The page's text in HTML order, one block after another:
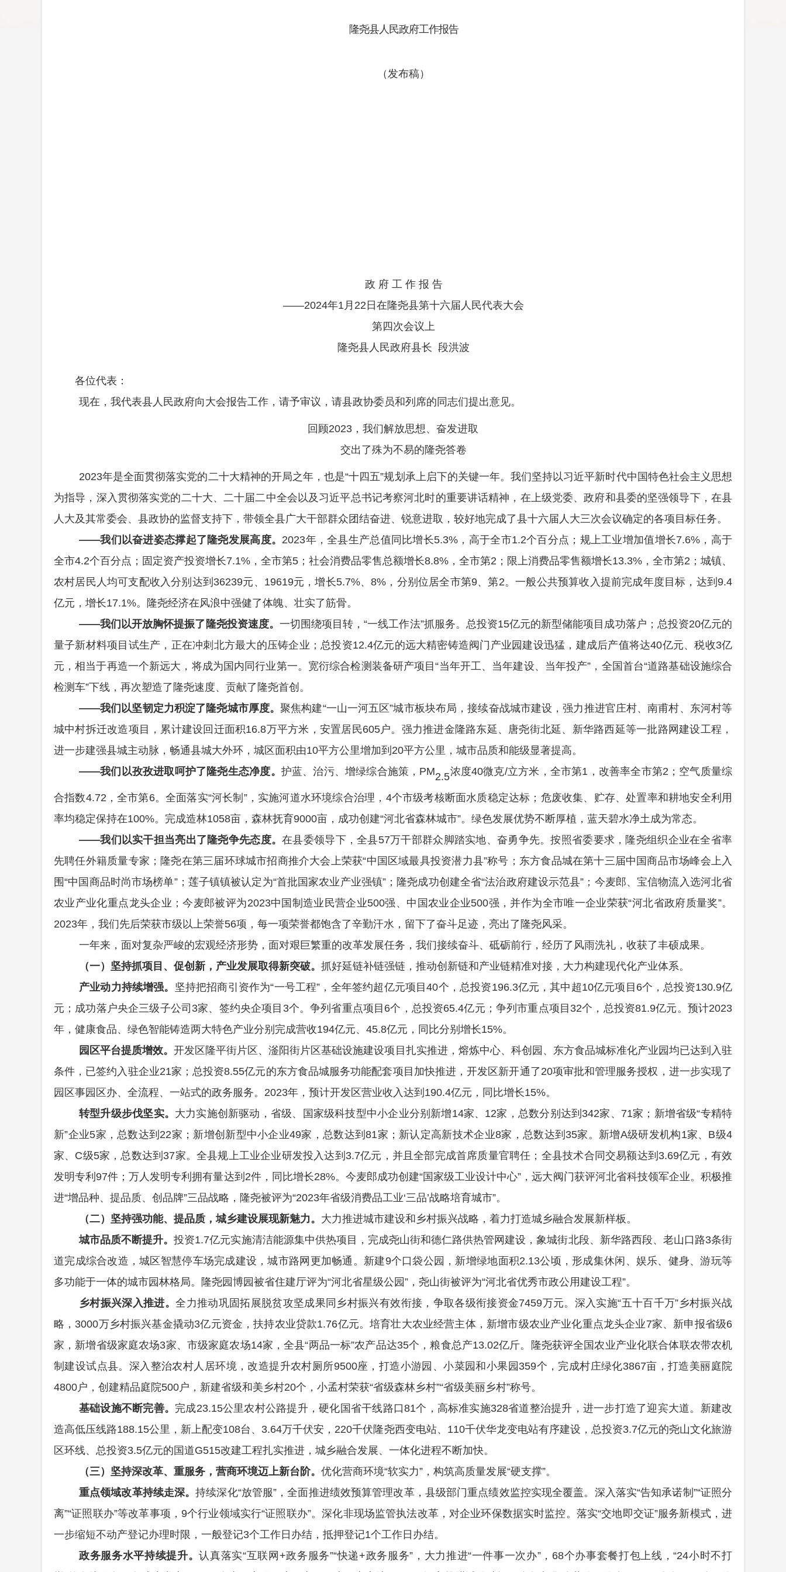
隆尧县人民政府工作报告
（发布稿）
政 府 工 作 报 告
——2024年1月 22 日在隆尧县第十六届人民代表大会
第四 次会议上
隆尧县人民政府县长 段洪波
各位代表：
现在，我代表县人民政府向大会报告工作， 请予审议，请县政协委员和列席的同志们提出意见。
回顾2023 ， 我们解放思想、奋发进取
交出了殊为不易的隆尧答卷
2023年是全面贯彻落实党的二十大精神的开局之年，也是“十四五”规划承上启下的关键一年。我们坚持以习近平新时代中国特色社会主义思想
为指导，深入贯彻落实党的二十大、二十届二中全会以及习近平总书记考察河北时的重要讲话精神，在上级党委、政府和县委的坚强领导下，在县
人大及其常委会、县政协的监督支持下，带领全县广大干部群众团结奋进、锐意进取，较好地完成了县十六届人大三次会议确定的各项目标任务。
——我们以奋进姿态撑起了隆尧发展高度。 2023年，全县生产总值同比增长5.3% ，高于全市1.2个百分点；规上工业增加值增长7.6% ，高于
全市4.2个百分点；固定资产投资增长7.1% ，全市第5 ；社会消费品零售总额增长8.8% ，全市第2 ；限上消费品零售额增长13.3% ，全市第2 ；城镇、
农村居民人均可支配收入分别达到 36239元、 19619元，增长5.7%、8% ，分别位居全市第9、第2。一般公共预算收入提前完成年度目标，达到9.4
亿元，增长17.1%。隆尧经济在风浪中强健了体魄、壮实了筋骨。
——我们以开放胸怀提振了隆尧投资速度。 一切围绕项目转，“一线工作法”抓服务。总投资15亿元的新型储能项目成功落户；总投资20亿元的
量子新材料项目试生产，正在冲刺北方最大的压铸企业；总投资12.4亿元的远大精密铸造阀门产业园建设迅猛 ，建成后产值将达40亿元、税收3亿
元 ，相当于再造一个新远大，将成为国内同行业第一。 宽衍综合检测装备研产项目“当年开工、当年建设、当年投产” ，全国首台“道路基础设施综合
检测车”下线，再次塑造了隆尧速度、贡献了隆尧首创。
——我们以坚韧定力积淀了隆尧城市厚度。聚焦构建“一山一河五区”城市板块布局，接续奋战城市建设，强力推进官庄村、南甫村、东河村等
城中村拆迁改造项目，累计建设回迁面积16.8万平方米，安置居民605户。强力推进金隆路东延、唐尧街北延、新华路西延等一批路网建设工程，
进一步建强县城主动脉，畅通县城大外环，城区面积由10平方公里增加到 20平方公里，城市品质和能级显著提高。
——我们以孜孜进取呵 护了隆尧生态净度。 护蓝、治污、增绿综合施策， PM2.5浓度40微克/立方米，全市第1 ，改善率全市第2 ；空气质量综
合指数4.72 ，全市第6。全面落实“河长制 ”，实施河道水环境综合治理， 4个市级考核断面水质稳定达标；危废收集、贮存、处置率和耕地安全利用
率均稳定保持在100%。完成造林1058亩，森林抚育9000亩，成功创建“河北省森林城市”。 绿色发展优势不断厚植，蓝天碧水净土成为常态。
——我们以实干担当亮出了隆尧争先态度。在县委领导下，全县57万干部群众脚踏实地、奋勇争先。按照省委要求，隆尧组织企业在全省率
先聘任外籍质量专家；隆尧在第三届环球城市招商推介大会上荣获“中国区域最具投资潜力县”称号；东方食品城在第十三届中国商品市场峰会上入
围“中国商品时尚市场榜单”；莲子镇镇被认定为“首批国家农业产业强镇” ；隆尧成功创建全省“法治政府建设示范县” ；今麦郎、宝信物流入选河北省
农业产业化重点龙头企业；今麦郎被评为2023中国制造业民营企业500强、中国农业企业500强，并作为全市唯一企业荣获“河北省政府质量奖”。
2023年，我们先后荣获市级以上荣誉56项，每一项荣誉都饱含了辛勤汗水，留下了奋斗足迹，亮出了隆尧风采。
一年来，面对复杂严峻的宏观经济形势，面对艰巨繁重的改革发展任务，我们接续奋斗、砥砺前行，经历了风雨洗礼，收获了丰硕成果。
（一）坚持抓项目、促创新，产业发展取得新突破。 抓好延链补链强链，推动创新链和产业链精准对接， 大力构建现代化产业体系。
产业动力持续增强。 坚持把招商引资作为“一号工程” ，全年签约超亿元项目40个，总投资196.3亿元，其中超10亿元项目 6个，总投资130.9亿
元；成功落户央企三级子公司 3家、 签约央企项目 3个。争列省重点项目 6个， 总投资65.4亿元； 争列市重点项目 32个， 总投资81.9亿元。预计2023
年， 健康食品、绿色智能铸造两大特色产业分别完成营收194亿元、 45.8亿元，同比分别增长15%。
园区平台提质增效。开发区隆平街片区、滏阳街片区基础设施建设项目扎实推进， 熔炼中心、科创园、东方食品城标准化产业园均已达到入驻
条件， 已签约入驻企业21家； 总投资8.55亿元的东方食品城服务功能配套项目加快推进，开发区新开通了20项审批和管理服务授权，进一步实现了
园区事园区办、全流程、一站式的政务服务。 2023年，预计开发区营业收入达到 190.4亿元，同比增长15%。
转型升级步伐坚实。 大力实施创新驱动， 省级、国家级科技型中小企业分别新增14家、 12家 ，总数分别达到 342家、 71家 ；新增省级“专精特
新”企业5家，总数达到 22家；新增创新型中小企业49家，总数达到81家；新认定高新技术企业8家，总数达到 35家。新增A级研发机构1家、 B级4
家、 C级5家，总数达到 37家。 全县规上工业企业研发投入达到 3.7亿元，并且全部完成首席质量官聘任 ；全县技术合同交易额达到 3.69亿元， 有效
发明专利97件；万人发明专利拥有量达到 2件，同比增长28%。 今麦郎成功创建“国家级工业设计中心” ，远大阀门获评河北省科技领军企业。积极推
进“增品种、提品质、创品牌”三品战略，隆尧被评为“2023年省级消费品工业‘三品’战略培育城市”。
（二）坚持强功能、提品质，城乡建设展现新魅力。 大力推进城市建设和乡村振兴战略，着力打造城乡融合发展新样板。
城市品质不断提升。投资1.7亿元实施清洁能源集中供热项目，完成尧山街和德仁路供热管网建设，象城街北段、新华路西段、老山口路3条街
道完成综合改造，城区智慧停车场完成建设，城市路网更加畅通。新建9个口袋公园，新增绿地面积2.13公顷， 形成集休闲、娱乐、健身、游玩等
多功能于一体的城市园林格局。隆尧园博园被省住建厅评为“河北省星级公园 ” ，尧山街被评为“河北省优秀市政公用建设工程”。
乡村振兴深入推进。全力推动巩固拓展脱贫攻坚成果同乡村振兴有效衔接，争取各级衔接资金7459万元。 深入实施“五十百千万”乡村振兴战
略， 3000万乡村振兴基金撬动3亿元资金 ，扶持农业贷款1.76亿元。培育壮大农业经营主体， 新增市级农业产业化重点龙头企业7家、新申报省级6
家， 新增省级家庭农场3家、市级家庭农场14家，全县“两品一标”农产品达35个 ，粮食总产13.02亿斤。 隆尧获评全国农业产业化联合体联农带农机
制建设试点县。 深入整治农村人居环境，改造提升农村厕所9500座， 打造小游园、小菜园和小果园 359个，完成村庄绿化3867亩，打造美丽庭院
4800户，创建精品庭院500户，新建省级和美乡村20个，小孟村荣获“省级森林乡村”“省级美丽乡村”称号。
基础设施不断完善。 完成23.15公里农村公路提升，硬化国省干线路口81个，高标准实施328省道整治提升，进一步打造了迎宾大道。 新建改
造高低压线路188.15公里，新上配变108台、 3.64万千伏安， 220千伏隆尧西变电站、 110千伏华龙变电站有序建设， 总投资3.7亿元的尧山文化旅游
区环线、总投资3.5亿元的国道G515改建工程扎实推进， 城乡融合发展、一体化进程不断加快。
（三）坚持深改革、重服务，营商环境迈上新台阶。 优化营商环境“软实力” ，构筑高质量发展“硬支撑”。
重点领域改革持续走深。持续深化“放管服” ，全面推进绩效预算管理改革，县级部门重点绩效监控实现全覆盖。深入落实“告知承诺制 ”“证照分
离”“证照联办”等改革事项， 9个行业领域实行“证照联办”。深化非现场监管执法改革，对企业环保数据实时监控。落实“交地即交证”服务新模式，进
一步缩短不动产登记办理时限，一般登记3个工作日办结，抵押登记1个工作日办结。
政务服务水平持续提升。认真落实“互联网 +政务服务”“快递+政务服务” ，大力推进“一件事一次办”， 68个办事套餐打包上线，“24小时不打